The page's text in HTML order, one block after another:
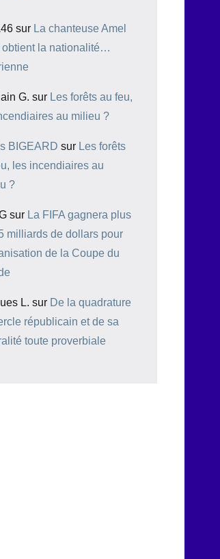
sur La chanteuse Amel
obtient la nationalité…
G. sur Les forêts au feu,
au milieu ?
BIGEARD sur Les forêts
les incendiaires au
?
sur La FIFA gagnera plus
milliards de dollars pour
de la Coupe du
L. sur De la quadrature
républicain et de sa
toute proverbiale